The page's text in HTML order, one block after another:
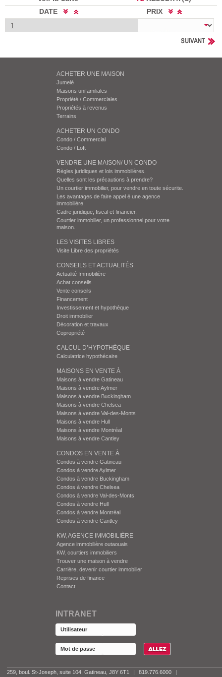
DATE
PRIX
SUIVANT
ACHETER UNE MAISON
Jumelé
Maisons unifamiliales
Propriété / Commerciales
Propriétés à revenus
Terrains
ACHETER UN CONDO
Condo / Commercial
Condo / Loft
VENDRE UNE MAISON/ UN CONDO
Règles juridiques et lois immobilières.
Quelles sont les précautions à prendre?
Un courtier immobilier, pour vendre en toute sécurite.
Les avantages de faire appel é une agence
immobilière.
Cadre juridique, fiscal et financier.
Courtier immobilier, un professionnel pour votre
maison.
LES VISITES LIBRES
Visite Libre des propriétés
CONSEILS ET ACTUALITÉS
Actualité Immobilière
Achat conseils
Vente conseils
Financement
Investissement et hypothèque
Droit immobilier
Décoration et travaux
Copropriété
CALCUL D’HYPOTHÈQUE
Calculatrice hypothécaire
MAISONS EN VENTE À
Maisons à vendre Gatineau
Maisons à vendre Aylmer
Maisons à vendre Buckingham
Maisons à vendre Chelsea
Maisons à vendre Val-des-Monts
Maisons à vendre Hull
Maisons à vendre Montréal
Maisons à vendre Cantley
CONDOS EN VENTE À
Condos à vendre Gatineau
Condos à vendre Aylmer
Condos à vendre Buckingham
Condos à vendre Chelsea
Condos à vendre Val-des-Monts
Condos à vendre Hull
Condos à vendre Montréal
Condos à vendre Cantley
KW, AGENCE IMMOBILIÈRE
Agence immobilière outaouais
KW, courtiers immobiliers
Trouver une maison à vendre
Carrière, devenir courtier immobilier
Reprises de finance
Contact
INTRANET
259, boul. St-Joseph, suite 104, Gatineau, J8Y 6T1 | 819.776.6000 |